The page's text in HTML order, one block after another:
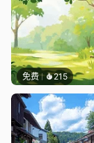
免费 215